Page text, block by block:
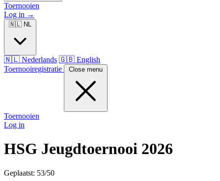
Toernooien
Log in →
🇳🇱 NL
🇳🇱 Nederlands 🇬🇧 English
Toernooiregistratie
Close menu
Toernooien
Log in
HSG Jeugdtoernooi 2026
Geplaatst: 53/50